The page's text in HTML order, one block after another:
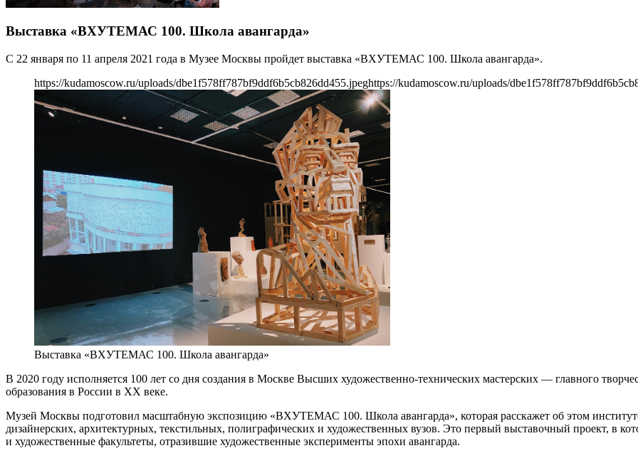
Выставка «ВХУТЕМАС 100. Школа авангарда»
С 22 января по 11 апреля 2021 года в Музее Москвы пройдет выставка «ВХУТЕМАС 100. Школа авангарда».
https://kudamoscow.ru/uploads/dbe1f578ff787bf9ddf6b5cb826dd455.jpeghttps://kudamoscow.ru/uploads/
Выставка «ВХУТЕМАС 100. Школа авангарда»
В 2020 году исполняется 100 лет со дня создания в Москве Высших художественно-технических мастерских — главного
образования в России в XX веке.
Музей Москвы подготовил масштабную экспозицию «ВХУТЕМАС 100. Школа авангарда», которая расскажет об этом
дизайнерских, архитектурных, текстильных, полиграфических и художественных вузов. Это первый выставочный проект, в
и художественные факультеты, отразившие художественные эксперименты эпохи авангарда.